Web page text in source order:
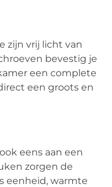
zijn vrij licht van
bevestig je
een complete
een groots en
eens aan een
zorgen de
eenheid, warmte